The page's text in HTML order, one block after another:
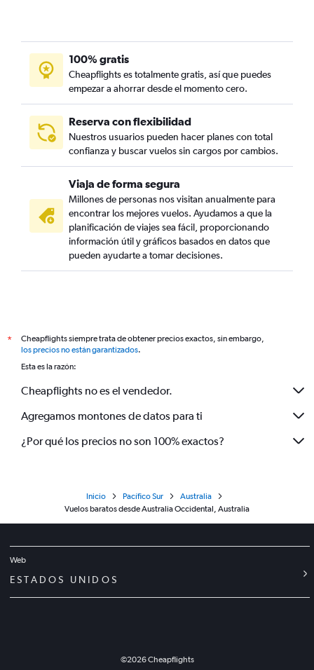
100% gratis
Cheapflights es totalmente gratis, así que puedes
empezar a ahorrar desde el momento cero.
Reserva con flexibilidad
Nuestros usuarios pueden hacer planes con total
confianza y buscar vuelos sin cargos por cambios.
Viaja de forma segura
Millones de personas nos visitan anualmente para
encontrar los mejores vuelos. Ayudamos a que la
planificación de viajes sea fácil, proporcionando
información útil y gráficos basados en datos que
pueden ayudarte a tomar decisiones.
*
Cheapflights siempre trata de obtener precios exactos, sin embargo,
los precios no están garantizados.
Esta es la razón:
Cheapflights no es el vendedor.
Agregamos montones de datos para ti
¿Por qué los precios no son 100% exactos?
Inicio Pacífico Sur
Australia
Vuelos baratos desde Australia Occidental, Australia
Web
ESTADOS UNIDOS
©2026Cheapflights